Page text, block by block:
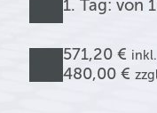
1. Tag: von
571,20 €
480,00 €